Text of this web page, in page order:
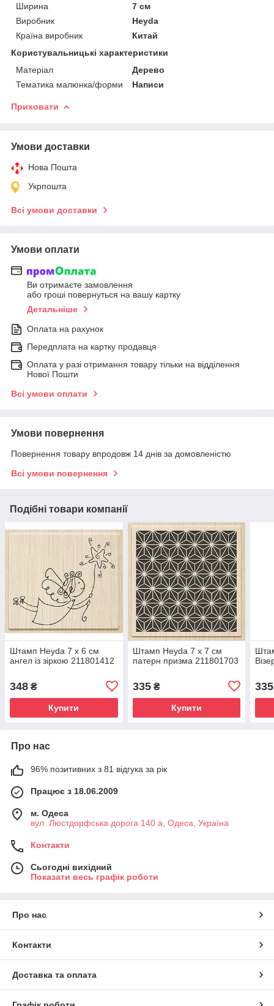
Ширина
7 см
Виробник
Heyda
Країна виробник
Китай
Користувальницькі характеристики
Матеріал
Дерево
Тематика малюнка/форми
Написи
Приховати
Умови доставки
Нова Пошта
Укрпошта
Всі умови доставки
Умови оплати
Ви отримаєте замовлення
або гроші повернуться на вашу картку
Детальніше
Оплата на рахунок
Передплата на картку продавця
Оплата у разі отримання товару тільки на відділення
Нової Пошти
Всі умови оплати
Умови повернення
Повернення товару впродовж 14 днів за домовленістю
Всі умови повернення
Подібні товари компанії
Штамп Heyda 7 x 6 см
ангел із зіркою 211801412
348 ₴
Купити
Штамп Heyda 7 x 7 см
патерн призма 211801703
335₴
Купити
335
Про нас
96% позитивних з 81 відгука за рік
Працює з 18.06.2009
м. Одеса
вул. Люстдорфська дорога 140 а, Одеса, Україна
Контакти
Сьогодні вихідний
Показати весь графік роботи
Про нас
Контакти
Доставка та оплата